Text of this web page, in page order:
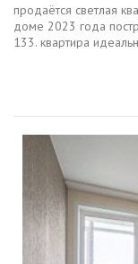
продаётся свeтлая
доме 2023 года
133. квартира